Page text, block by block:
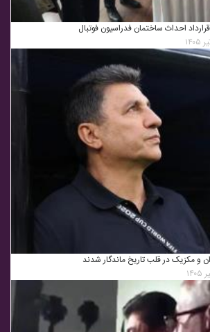
احداث ساختمان فدراسیون فوتبال
و مکزیک در قلب تاریخ ماندگار شدند